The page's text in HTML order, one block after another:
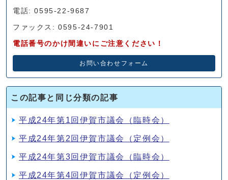
電話: 0595-22-9687
ファックス: 0595-24-7901
電話番号のかけ間違いにご注意ください！
お問い合わせフォーム
この記事と同じ分類の記事
平成24年第1回伊賀市議会（臨時会）
平成24年第2回伊賀市議会（定例会）
平成24年第3回伊賀市議会（臨時会）
平成24年第4回伊賀市議会（定例会）